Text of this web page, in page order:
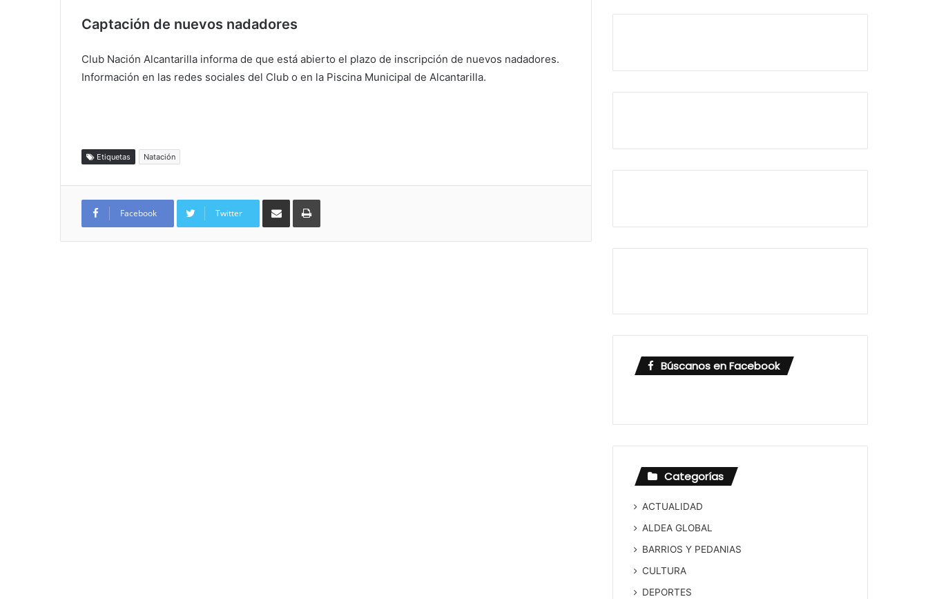
Captación de nuevos nadadores
Club Nación Alcantarilla informa de que está abierto el plazo de inscripción de nuevos nadadores.
Información en las redes sociales del Club o en la Piscina Municipal de Alcantarilla.
Etiquetas Natación
Facebook Twitter
Compartir por correo electrónicoImprimir
Búscanos en Facebook
Categorías
ACTUALIDAD
ALDEA GLOBAL
BARRIOS Y PEDANIAS
CULTURA
DEPORTES